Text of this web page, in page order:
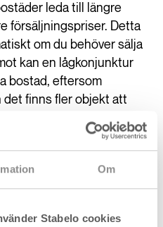
Om
Stabelo cookies
leda till längre
försäljningspriser. Detta
om du behöver sälja
kan en lågkonjunktur
bostad, eftersom
det finns fler objekt att
stigande
din bostad ökar i värde.
det blir dyrare att köpa